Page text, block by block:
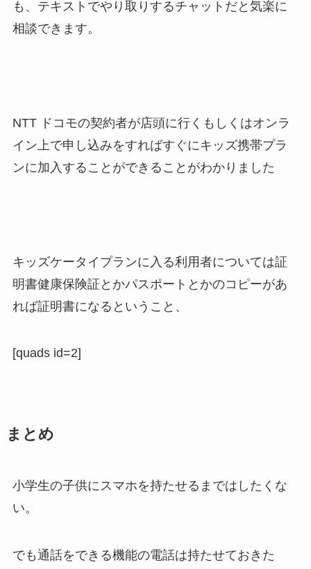
も、テキストでやり取りするチャットだと気楽に
相談できます。
NTT ドコモの契約者が店頭に行くもしくはオンラ
イン上で申し込みをすればすぐにキッズ携帯プラ
ンに加入することができることがわかりました
キッズケータイプランに入る利用者については証
明書健康保険証とかパスポートとかのコピーがあ
れば証明書になるということ、
[quads id=2]
まとめ
小学生の子供にスマホを持たせるまではしたくな
い。
でも通話をできる機能の電話は持たせておきた